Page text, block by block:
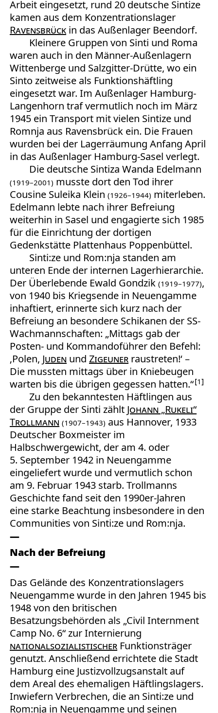
Arbeit eingesetzt, rund 20 deutsche Sintize
kamen aus dem Konzentrationslager
Ravensbrück in das Außenlager Beendorf.
Kleinere Gruppen von Sinti und Roma
waren auch in den Männer-Außenlagern
Wittenberge und Salzgitter-Drütte, wo ein
Sinto zeitweise als Funktionshäftling
eingesetzt war. Im Außenlager Hamburg-
Langenhorn traf vermutlich noch im März
1945 ein Transport mit vielen Sintize und
Romnja aus Ravensbrück ein. Die Frauen
wurden bei der Lagerräumung Anfang April
in das Außenlager Hamburg-Sasel verlegt.
Die deutsche Sintiza Wanda Edelmann
(1919–2001) musste dort den Tod ihrer
Cousine Suleika Klein (1926–1944) miterleben.
Edelmann lebte nach ihrer Befreiung
weiterhin in Sasel und engagierte sich 1985
für die Einrichtung der dortigen
Gedenkstätte Plattenhaus Poppenbüttel.
Sinti:ze und Rom:nja standen am
unteren Ende der internen Lagerhierarchie.
Der Überlebende Ewald Gondzik (1919–1977),
von 1940 bis Kriegsende in Neuengamme
inhaftiert, erinnerte sich kurz nach der
Befreiung an besondere Schikanen der SS-
Wachmannschaften: „Mittags gab der
Posten- und Kommandoführer den Befehl:
‚Polen, Juden und Zigeuner raustreten!‘ –
Die mussten mittags über in Kniebeugen
warten bis die übrigen gegessen hatten.“ 1
Zu den bekanntesten Häftlingen aus
der Gruppe der Sinti zählt Johann „Rukeli“
Trollmann (1907–1943) aus Hannover, 1933
Deutscher Boxmeister im
Halbschwergewicht, der am 4. oder
5. September 1942 in Neuengamme
eingeliefert wurde und vermutlich schon
am 9. Februar 1943 starb. Trollmanns
Geschichte fand seit den 1990er-Jahren
eine starke Beachtung insbesondere in den
Communities von Sinti:ze und Rom:nja.
Nach der Befreiung
Das Gelände des Konzentrationslagers
Neuengamme wurde in den Jahren 1945 bis
1948 von den britischen
Besatzungsbehörden als „Civil Internment
Camp No. 6“ zur Internierung
nationalsozialistischer Funktionsträger
genutzt. Anschließend errichtete die Stadt
Hamburg eine Justizvollzugsanstalt auf
dem Areal des ehemaligen Häftlingslagers.
Inwiefern Verbrechen, die an Sinti:ze und
Rom:nja in Neuengamme und seinen